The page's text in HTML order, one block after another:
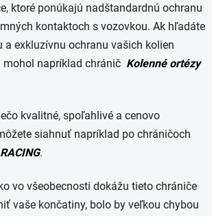
ktoré ponúkajú nadštandardnú ochranu
kontaktoch s vozovkou. Ak hľadáte
a exkluzívnu ochranu vašich kolien
napríklad chránič Kolenné ortézy
kvalitné, spoľahlivé a cenovo
siahnuť napríklad po chráničoch
.
vo všeobecnosti dokážu tieto chrániče
vaše končatiny, bolo by veľkou chybou